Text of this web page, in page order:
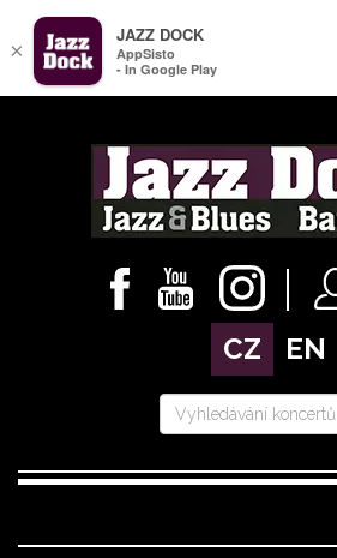
CZ EN
×
JAZZ DOCK
AppSisto
- In Google Play